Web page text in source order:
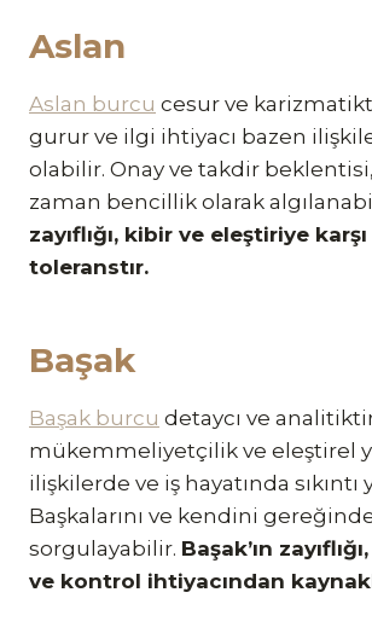
Aslan
Aslan burcu cesur ve
gurur ve ilgi ihtiyacı bazen
olabilir. Onay ve takdir
zaman bencillik olarak
zayıflığı, kibir ve eleştiriye
toleranstır.
Başak
Başak burcu detaycı ve
mükemmeliyetçilik ve eleştirel
ilişkilerde ve iş hayatında sıkıntı
Başkalarını ve kendini
sorgulayabilir. Başak’ın
ve kontrol ihtiyacından